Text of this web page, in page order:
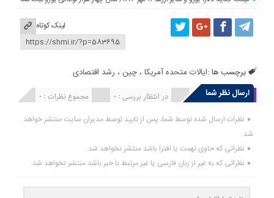
لینک کوتاه
برچسب ها :ایالات متحده آمریکا ،چین ، رشد اقتصادی
ارسال نظر شما
مجموع نظرات : 0 در انتظار بررسی : 0 انتشار یافته : 0
نظرات ارسال شده توسط شما، پس از تایید توسط مدیران سایت منتشر خواهد
شد.
نظراتی که حاوی تهمت یا افترا باشد منتشر نخواهد شد.
نظراتی که به غیر از زبان فارسی یا غیر مرتبط با خبر باشد منتشر نخواهد شد.